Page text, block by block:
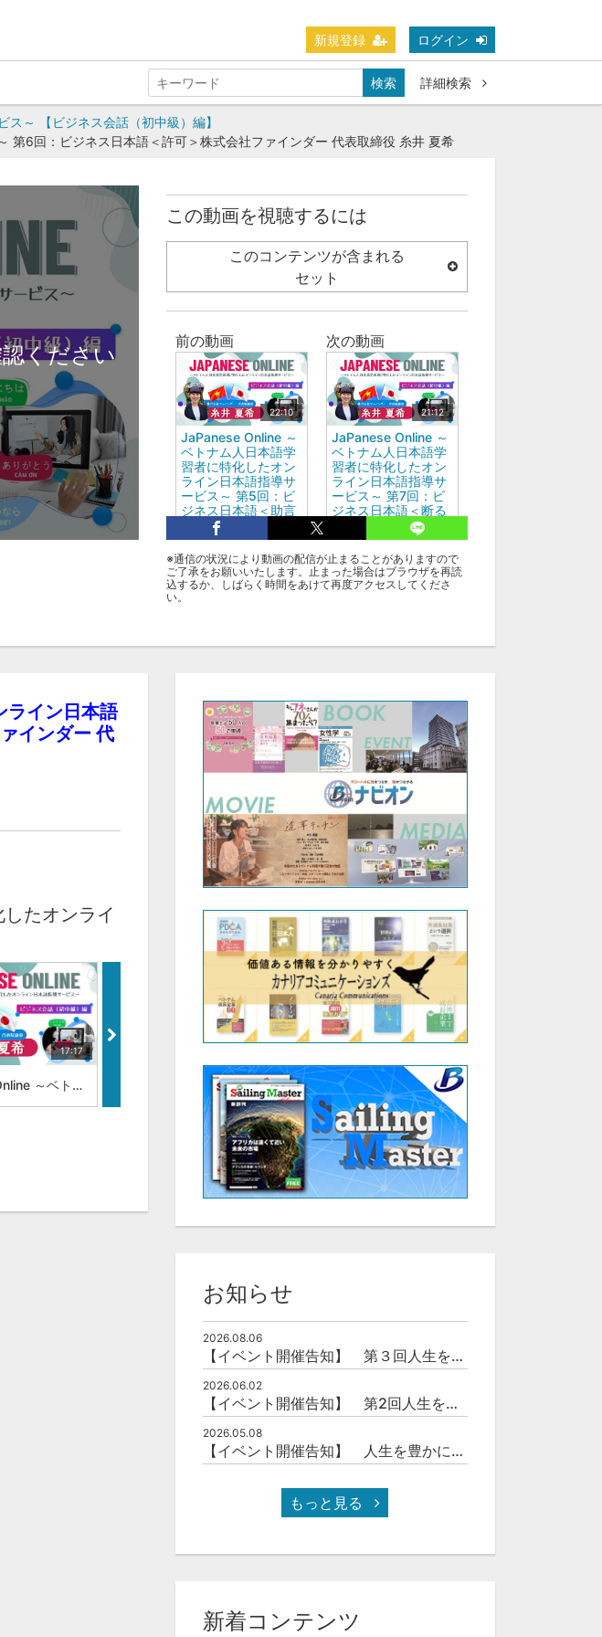
新規登録 ログイン
検索 詳細検索
～ 【ビジネス会話（初中級）編】
6回：ビジネス日本語＜許可＞株式会社ファインダー 代表取締役 糸井 夏希
ください
この動画を視聴するには
このコンテンツが含まれる
セット
前の動画
22:10
JaPanese Online ～
ベトナム人日本語学
習者に特化したオン
ライン日本語指導サ
ービス～ 第5回：ビ
ジネス日本語＜助言
＞株式会社ファイン
ダー 代表取締役 糸
井 夏希
次の動画
21:12
JaPanese Online ～
ベトナム人日本語学
習者に特化したオン
ライン日本語指導サ
ービス～ 第7回：ビ
ジネス日本語＜断る
＞株式会社ファイン
ダー 代表取締役 糸
井 夏希
タグ
JaPanese Online 糸井 夏希
※通信の状況により動画の配信が止まることがありますので
ご了承をお願いいたします。止まった場合はブラウザを再読
込するか、しばらく時間をあけて再度アクセスしてくださ
い。
ライン日本語
インダー 代
たオンライ
17:17
JaPanese Online ～ベトナム人日本語学習者に特化したオンライン日本語指導サービス～ 第3回：ビジネス日本語＜禁止表現＞株式会社ファインダー 代表取締役 糸井 夏希 JaPanese Online ～ベトナム人日本語学習者に特化したオンライン日本語指導サービス～ 第4回：ビジネス日本語＜手順の説明＞株式会社ファインダー 代表取締役 糸井 夏希 JaPanese Online ～ベトナム人日本語学習者に特化したオンライン日本語指導サービス～ 第5回：ビジネス日本語＜助言＞株式会社ファインダー 代表取締役 糸井 夏希
お知らせ
2026.08.06
【イベント開催告知】 第３回人生を豊かにする「本の力」を学ぶ会
2026.06.02
【イベント開催告知】 第2回人生を豊かにする「本の力」を学ぶ会
2026.05.08
【イベント開催告知】 人生を豊かにする「本の力」を学ぶ会
もっと見る
新着コンテンツ